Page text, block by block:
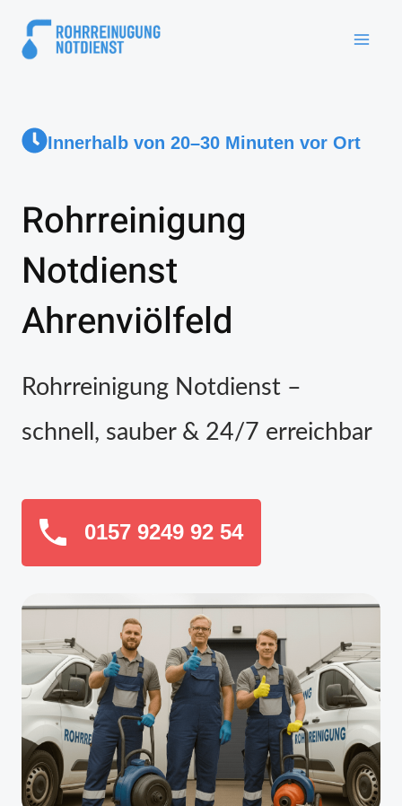
Innerhalb von 20–30 Minuten vor Ort
Rohrreinigung
Notdienst
Ahrenviölfeld
Rohrreinigung Notdienst –
schnell, sauber & 24/7 erreichbar
0157 9249 92 54